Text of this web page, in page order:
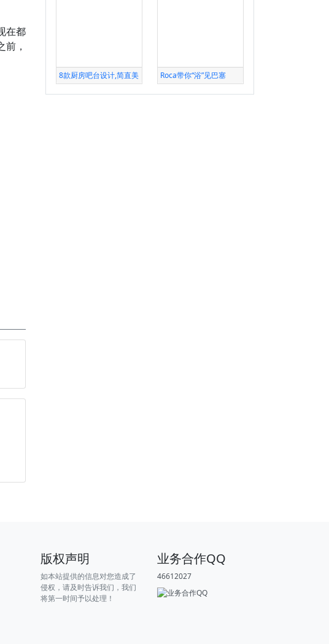
在都
，
8款厨房吧台设计,简直美 Roca带你“浴”见巴塞
版权声明
如本站提供的信息对您造成了
侵权，请及时告诉我们，我们
将第一时间予以处理！
业务合作QQ
46612027